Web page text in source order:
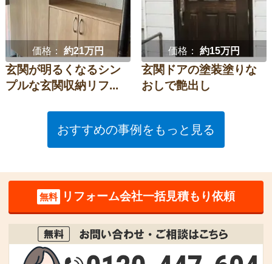
価格：約21万円
玄関が明るくなるシン
プルな玄関収納リフ...
価格： 約15万円
玄関ドアの塗装塗りな
おしで艶出し
おすすめの事例をもっと見る
無料 リフォーム会社一括見積もり依頼